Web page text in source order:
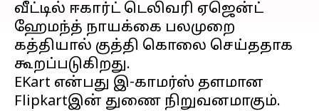
வீட்டில் ஈகார்ட் டெலிவரி ஏஜென்ட்
ஹேமந்த் நாயக்கை பலமுறை
கத்தியால் குத்தி கொலை செய்ததாக
கூறப்படுகிறது.
EKart என்பது இ-காமர்ஸ் தளமான
Flipkartஇன் துணை நிறுவனமாகும்.